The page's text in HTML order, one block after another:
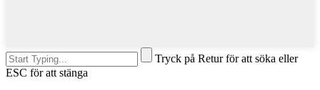
Tryck på Retur för att söka eller
ESC för att stänga